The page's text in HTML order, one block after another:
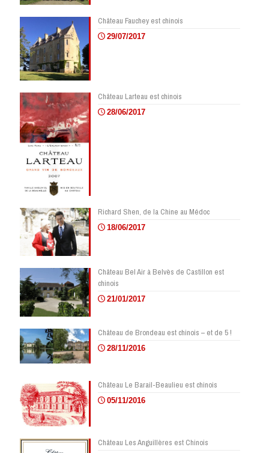
Château Fauchey est chinois
29/07/2017
Château Larteau est chinois
28/06/2017
Richard Shen, de la Chine au Médoc
18/06/2017
Château Bel Air à Belvès de Castillon est
chinois
21/01/2017
Château de Brondeau est chinois – et de 5 !
28/11/2016
Château Le Barail-Beaulieu est chinois
05/11/2016
Château Les Anguillères est Chinois